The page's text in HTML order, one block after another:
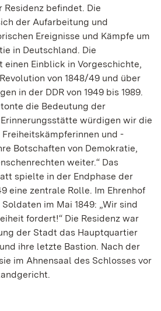
befindet. Die
der Aufarbeitung und
Ereignisse und Kämpfe um
in Deutschland. Die
Einblick in Vorgeschichte,
von 1848/49 und über
in der DDR von 1949 bis 1989.
die Bedeutung der
würdigen wir die
und -
Botschaften von Demokratie,
weiter.“ Das
spielte in der Endphase der
eine zentrale Rolle. Im Ehrenhof
im Mai 1849: „Wir sind
fordert!“ Die Residenz war
der Stadt das Hauptquartier
ihre letzte Bastion. Nach der
im Ahnensaal des Schlosses vor